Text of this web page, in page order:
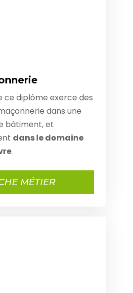
ce diplôme exerce des
dans une
bâtiment, et
dans le domaine
.
MÉTIER